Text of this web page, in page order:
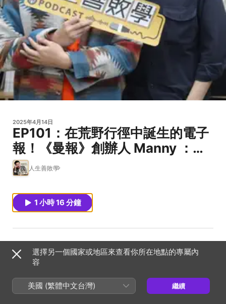
2025年4月14日
EP101：在荒野行徑中誕生的電子
報！《曼報》創辦人 Manny ：全
世界不要我了，我還有《曼報》
人生善敗學
1 小時 16 分鐘
本集《人生善敗學》邀請到《曼報》創辦人 Manny，來分享
選擇另一個國家或地區來查看你所在地點的專屬內
容
美國 (繁體中文台灣) 繼續